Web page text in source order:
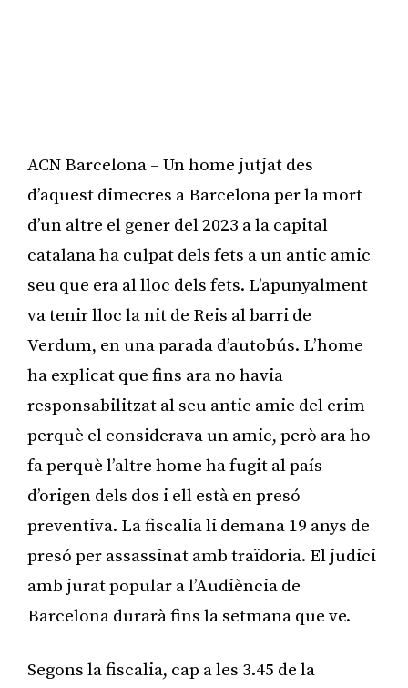
ACN Barcelona – Un home jutjat des
d’aquest dimecres a Barcelona per la mort
d’un altre el gener del 2023 a la capital
catalana ha culpat dels fets a un antic amic
seu que era al lloc dels fets. L’apunyalment
va tenir lloc la nit de Reis al barri de
Verdum, en una parada d’autobús. L’home
ha explicat que fins ara no havia
responsabilitzat al seu antic amic del crim
perquè el considerava un amic, però ara ho
fa perquè l’altre home ha fugit al país
d’origen dels dos i ell està en presó
preventiva. La fiscalia li demana 19 anys de
presó per assassinat amb traïdoria. El judici
amb jurat popular a l’Audiència de
Barcelona durarà fins la setmana que ve.
Segons la fiscalia, cap a les 3.45 de la